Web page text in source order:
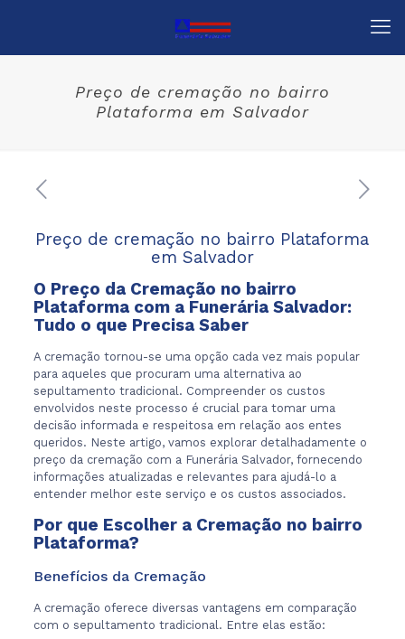
Preço de cremação no bairro
Plataforma em Salvador
Preço de cremação no bairro Plataforma
em Salvador
O Preço da Cremação no bairro
Plataforma com a Funerária Salvador:
Tudo o que Precisa Saber
A cremação tornou-se uma opção cada vez mais popular
para aqueles que procuram uma alternativa ao
sepultamento tradicional. Compreender os custos
envolvidos neste processo é crucial para tomar uma
decisão informada e respeitosa em relação aos entes
queridos. Neste artigo, vamos explorar detalhadamente o
preço da cremação com a Funerária Salvador, fornecendo
informações atualizadas e relevantes para ajudá-lo a
entender melhor este serviço e os custos associados.
Por que Escolher a Cremação no bairro
Plataforma?
Benefícios da Cremação
A cremação oferece diversas vantagens em comparação
com o sepultamento tradicional. Entre elas estão: